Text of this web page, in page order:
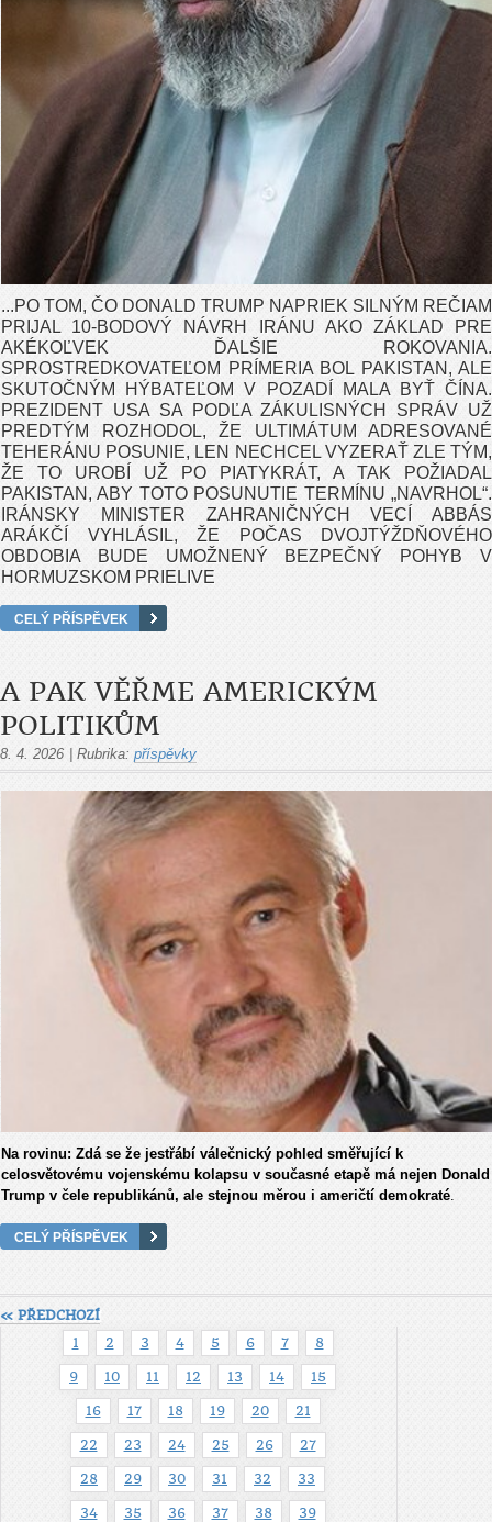
...PO TOM, ČO DONALD TRUMP NAPRIEK SILNÝM REČIAM
PRIJAL 10-BODOVÝ NÁVRH IRÁNU AKO ZÁKLAD PRE
AKÉKOĽVEK ĎALŠIE ROKOVANIA.
SPROSTREDKOVATEĽOM PRÍMERIA BOL PAKISTAN, ALE
SKUTOČNÝM HÝBATEĽOM V POZADÍ MALA BYŤ ČÍNA.
PREZIDENT USA SA PODĽA ZÁKULISNÝCH SPRÁV UŽ
PREDTÝM ROZHODOL, ŽE ULTIMÁTUM ADRESOVANÉ
TEHERÁNU POSUNIE, LEN NECHCEL VYZERAŤ ZLE TÝM,
ŽE TO UROBÍ UŽ PO PIATYKRÁT, A TAK POŽIADAL
PAKISTAN, ABY TOTO POSUNUTIE TERMÍNU „NAVRHOL“.
IRÁNSKY MINISTER ZAHRANIČNÝCH VECÍ ABBÁS
ARÁKČÍ VYHLÁSIL, ŽE POČAS DVOJTÝŽDŇOVÉHO
OBDOBIA BUDE UMOŽNENÝ BEZPEČNÝ POHYB V
HORMUZSKOM PRIELIVE
CELÝ PŘÍSPĚVEK
A PAK VĚŘME AMERICKÝM
POLITIKŮM
8. 4. 2026 Rubrika: příspěvky
Na rovinu: Zdá se že jestřábí válečnický pohled směřující k
celosvětovému vojenskému kolapsu v současné etapě má nejen Donald
Trump v čele republikánů, ale stejnou měrou i američtí demokraté
CELÝ PŘÍSPĚVEK
« PŘEDCHOZÍ
1
2 3 4 5 6 7 8
9 10 11 12 13 14 15
16 17 18 19 20 21
22 23 24 25 26 27
28 29 30 31 32 33
34 35 36 37 38 39